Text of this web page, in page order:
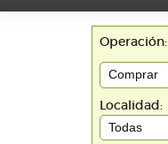
Operación:
Localidad: